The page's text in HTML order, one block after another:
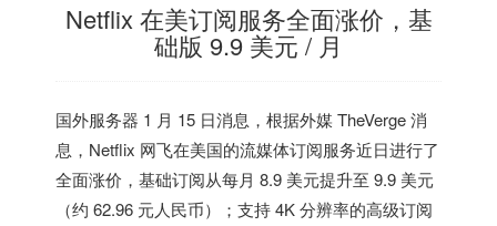
Netflix 在美订阅服务全面涨价，基
础版 9.9 美元 / 月
国外服务器 1 月 15 日消息，根据外媒 TheVerge 消
息，Netflix 网飞在美国的流媒体订阅服务近日进行了
全面涨价，基础订阅从每月 8.9 美元提升至 9.9 美元
（约 62.96 元人民币）
；支持 4K 分辨率的高级订阅